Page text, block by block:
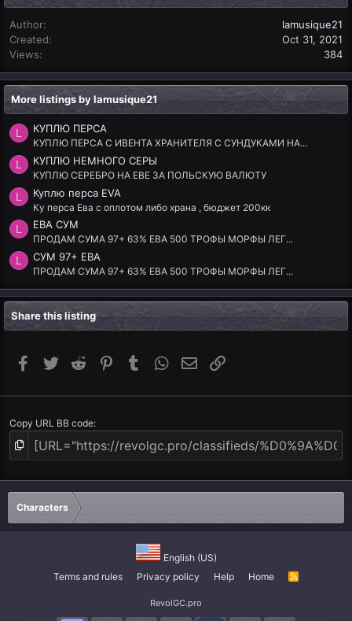
Author
lamusique21
Created
Oct 31, 2021
Views
384
More listings by lamusique21
L КУПЛЮ ПЕРСА
КУПЛЮ ПЕРСА С ИВЕНТА ХРАНИТЕЛЯ С СУНДУКАМИ НА...
L КУПЛЮ НЕМНОГО СЕРЫ
КУПЛЮ СЕРЕБРО НА ЕВЕ ЗА ПОЛЬСКУЮ ВАЛЮТУ
L Куплю перса EVA
Ку перса Ева с оплотом либо храна , бюджет 200кк
L ЕВА СУМ
ПРОДАМ СУМА 97+ 63% ЕВА 500 ТРОФЫ МОРФЫ ЛЕГ...
L СУМ 97+ ЕВА
ПРОДАМ СУМА 97+ 63% ЕВА 500 ТРОФЫ МОРФЫ ЛЕГ...
Share this listing
Facebook
TwitterReddit PinterestTumblr WhatsApp
Email Link
Copy URL BB code
Characters
English (US)
Terms and rules
Privacy policy Help Home
R
RevolGC.pro